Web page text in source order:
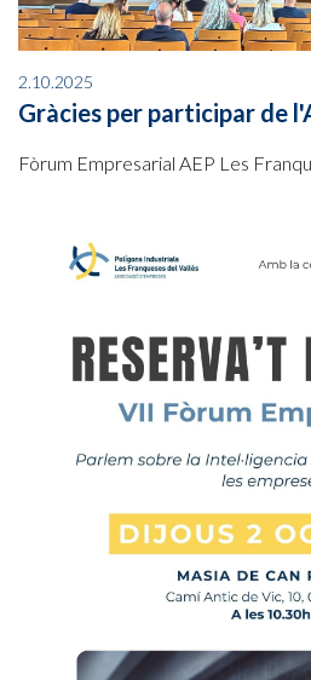
2.10.2025
Gràcies per participar de
Fòrum Empresarial AEP Les